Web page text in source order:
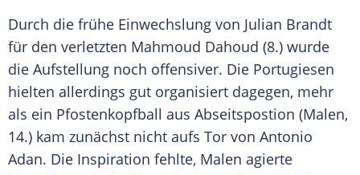
Durch die frühe Einwechslung von Julian Brandt
für den verletzten Mahmoud Dahoud (8.) wurde
die Aufstellung noch offensiver. Die Portugiesen
hielten allerdings gut organisiert dagegen, mehr
als ein Pfostenkopfball aus Abseitspostion (Malen,
14.) kam zunächst nicht aufs Tor von Antonio
Adan. Die Inspiration fehlte, Malen agierte